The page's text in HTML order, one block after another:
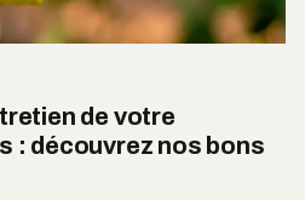
de votre
: découvrez nos bons